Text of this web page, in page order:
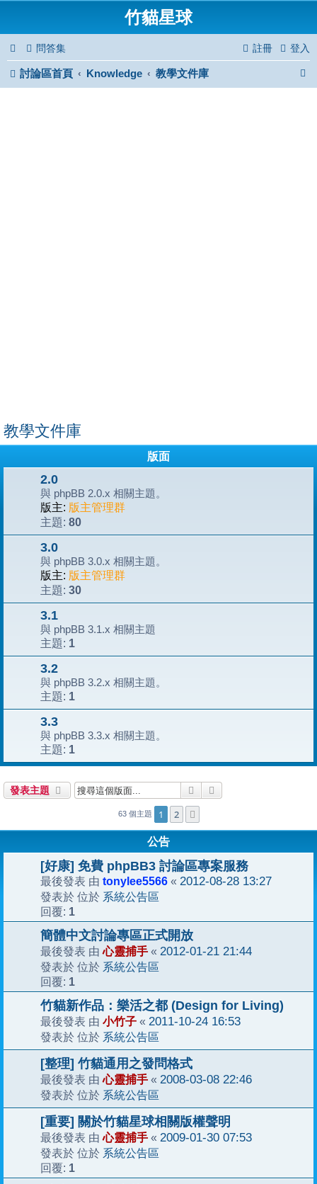
竹貓星球
問答集 登入
註冊
討論區首頁 Knowledge 教學文件庫
教學文件庫
版面
2.0
與 phpBB 2.0.x 相關主題。
版主: 版主管理群
主題: 80
3.0
與 phpBB 3.0.x 相關主題。
版主: 版主管理群
主題: 30
3.1
與 phpBB 3.1.x 相關主題
主題: 1
3.2
與 phpBB 3.2.x 相關主題。
主題: 1
3.3
與 phpBB 3.3.x 相關主題。
主題: 1
發表主題 搜尋
63 個主題 1 2
公告
[好康] 免費 phpBB3 討論區專案服務
最後發表 由 tonylee5566 « 2012-08-28 13:27
發表於 位於 系統公告區
回覆: 1
簡體中文討論專區正式開放
最後發表 由心靈捕手 « 2012-01-21 21:44
發表於 位於 系統公告區
回覆: 1
竹貓新作品：樂活之都 (Design for Living)
最後發表 由 小竹子 « 2011-10-24 16:53
發表於 位於 系統公告區
[整理] 竹貓通用之發問格式
最後發表 由心靈捕手 « 2008-03-08 22:46
發表於 位於 系統公告區
[重要] 關於竹貓星球相關版權聲明
最後發表 由心靈捕手 « 2009-01-30 07:53
發表於 位於 系統公告區
回覆: 1